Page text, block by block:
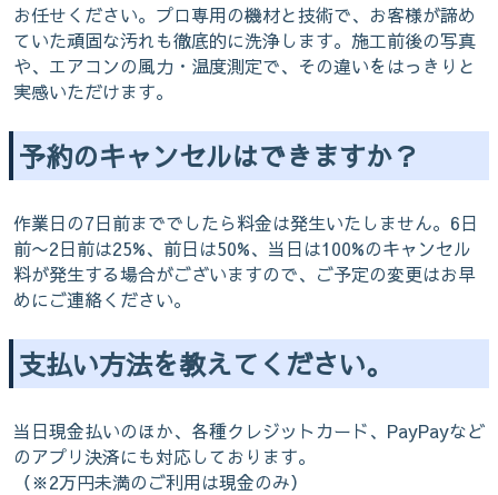
お任せください。プロ専用の機材と技術で、お客様が諦め
ていた頑固な汚れも徹底的に洗浄します。施工前後の写真
や、エアコンの風力・温度測定で、その違いをはっきりと
実感いただけます。
予約のキャンセルはできますか？
作業日の7日前まででしたら料金は発生いたしません。6日
前〜2日前は25%、前日は50%、当日は100%のキャンセル
料が発生する場合がございますので、ご予定の変更はお早
めにご連絡ください。
支払い方法を教えてください。
当日現金払いのほか、各種クレジットカード、PayPayなど
のアプリ決済にも対応しております。
（※2万円未満のご利用は現金のみ）